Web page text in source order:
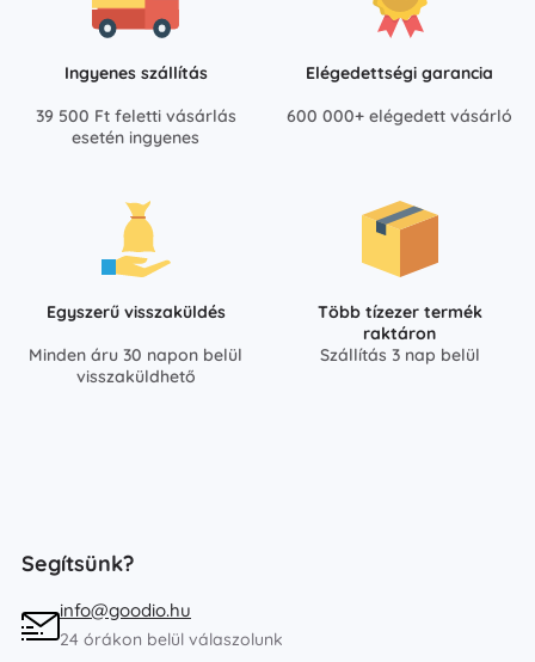
Ingyenes szállítás
39 500 Ft feletti vásárlás
esetén ingyenes
Elégedettségi garancia
600 000+ elégedett vásárló
Egyszerű visszaküldés
Minden áru 30 napon belül
visszaküldhető
Több tízezer termék
raktáron
Szállítás 3 nap belül
Segítsünk?
info@goodio.hu
24 órákon belül válaszolunk